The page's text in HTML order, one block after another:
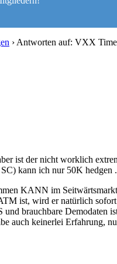
› Antworten auf: VXX
ist der nicht worklich
kann ich nur 50K
KANN im
ist, wird er natürlich
und brauchbare
auch keinerlei Erfahrung,